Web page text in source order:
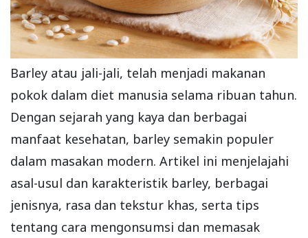
Barley atau jali-jali, telah menjadi makanan
pokok dalam diet manusia selama ribuan tahun.
Dengan sejarah yang kaya dan berbagai
manfaat kesehatan, barley semakin populer
dalam masakan modern. Artikel ini menjelajahi
asal-usul dan karakteristik barley, berbagai
jenisnya, rasa dan tekstur khas, serta tips
tentang cara mengonsumsi dan memasak